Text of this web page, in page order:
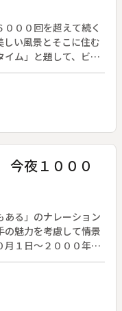
００回を超えて続く
い風景とそこに住む
ム」と題して、ビク
エ・ブルートレインを
夜１０００
ある」のナレーション
の魅力を考慮して情景
月１日～２０００年９
から１０００回目の
こころうた」、小林
鼓」、鳥羽一郎「兄
「矢切の渡し」、都